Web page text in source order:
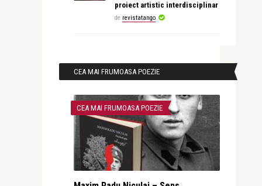
proiect artistic interdisciplinar
de revistatango
CEA MAI FRUMOASA POEZIE
CEA MAI FRUMOASA POEZIE